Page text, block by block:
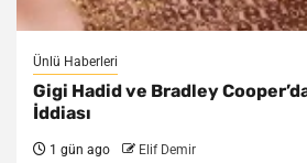
Ünlü Haberleri
Gigi Hadid ve Bradley
İddiası
1 gün ago Elif Demir